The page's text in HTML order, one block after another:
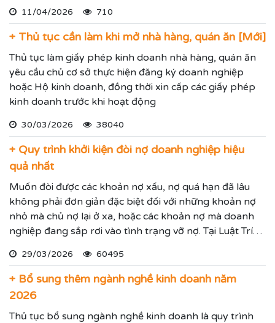
hạn đến 15 năm.
11/04/2026 710
+ Thủ tục cần làm khi mở nhà hàng, quán ăn [Mới]
Thủ tục làm giấy phép kinh doanh nhà hàng, quán ăn
yêu cầu chủ cơ sở thực hiện đăng ký doanh nghiệp
hoặc Hộ kinh doanh, đồng thời xin cấp các giấy phép
kinh doanh trước khi hoạt động
30/03/2026 38040
+ Quy trình khởi kiện đòi nợ doanh nghiệp hiệu
quả nhất
Muốn đòi được các khoản nợ xấu, nợ quá hạn đã lâu
không phải đơn giản đặc biệt đối với những khoản nợ
nhỏ mà chủ nợ lại ở xa, hoặc các khoản nợ mà doanh
nghiệp đang sắp rơi vào tình trạng vỡ nợ. Tại Luật Trí
quyết các tranh chấp kinh tế hiệu quả đảm bảo sẽ giúp
thực hiện các yêu cầu mà Quý vị đưa ra.
29/03/2026 60495
+ Bổ sung thêm ngành nghề kinh doanh năm
2026
Thủ tục bổ sung ngành nghề kinh doanh là quy trình